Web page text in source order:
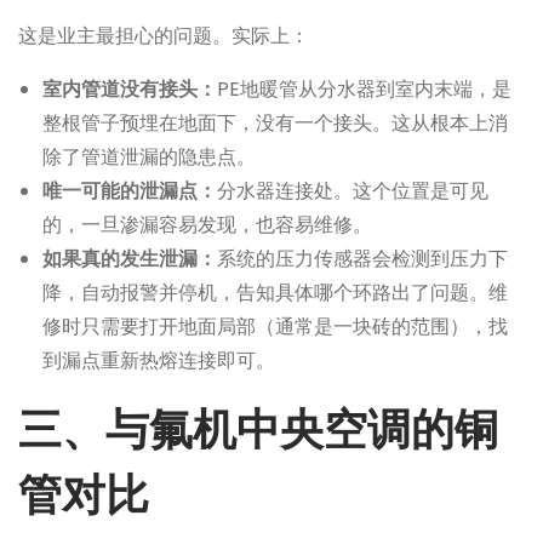
这是业主最担心的问题。实际上：
室内管道没有接头： PE地暖管从分水器到室内末端，是
整根管子预埋在地面下，没有一个接头。这从根本上消
除了管道泄漏的隐患点。
唯一可能的泄漏点： 分水器连接处。这个位置是可见
的，一旦渗漏容易发现，也容易维修。
如果真的发生泄漏： 系统的压力传感器会检测到压力下
降，自动报警并停机，告知具体哪个环路出了问题。维
修时只需要打开地面局部（通常是一块砖的范围），找
到漏点重新热熔连接即可。
三、与氟机中央空调的铜
管对比